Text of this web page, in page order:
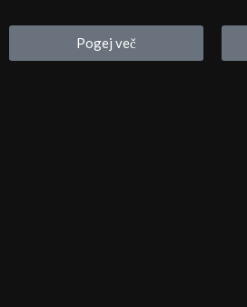
od
19,90 €
Pogej več